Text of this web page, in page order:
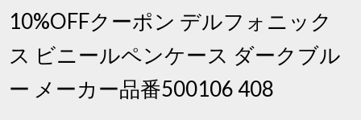
10%OFFクーポン デルフォニック
ス ビニールペンケース ダークブル
ー メーカー品番500106 408